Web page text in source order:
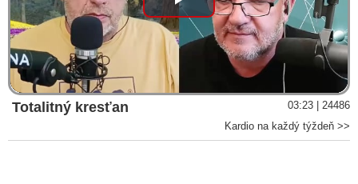
Play
Video
Totalitný kresťan
03:23 | 24486
Kardio na každý týždeň >>